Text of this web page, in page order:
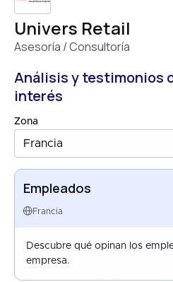
Univers Retail
Asesoría / Consultoría
Análisis y testimonios
interés
Zona
Francia
Empleados
Francia
Descubre qué opinan los
empresa.